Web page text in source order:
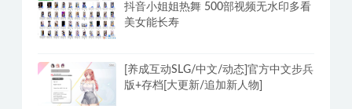
抖音小姐姐热舞 500部视频无水印多看
美女能长寿
[养成互动SLG/中文/动态]官方中文步兵
版+存档[大更新/追加新人物]